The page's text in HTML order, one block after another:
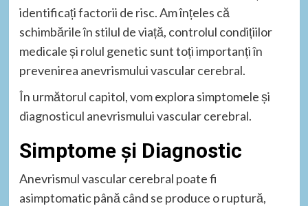
identificați factorii de risc. Am înțeles că
schimbările în stilul de viață, controlul condițiilor
medicale și rolul genetic sunt toți importanți în
prevenirea anevrismului vascular cerebral.
În următorul capitol, vom explora simptomele și
diagnosticul anevrismului vascular cerebral.
Simptome și Diagnostic
Anevrismul vascular cerebral poate fi
asimptomatic până când se produce o ruptură,